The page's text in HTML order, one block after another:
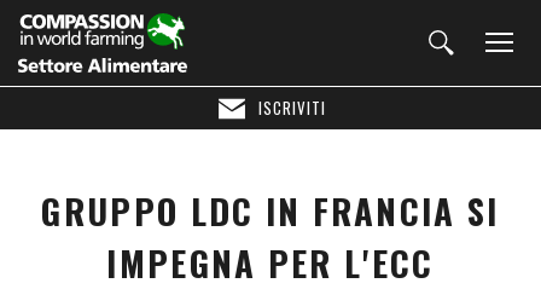
ISCRIVITI
GRUPPO LDC IN FRANCIA SI
IMPEGNA PER L'ECC